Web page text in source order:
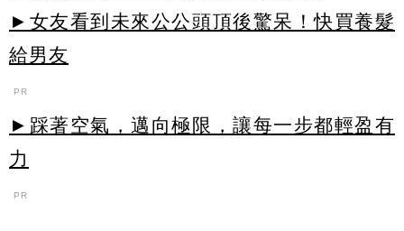
►女友看到未來公公頭頂後驚呆！快買養髮
給男友
PR
►踩著空氣，邁向極限，讓每一步都輕盈有
力
PR